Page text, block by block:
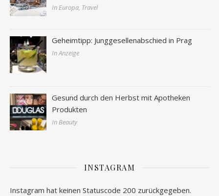
In Europa, Travel
Geheimtipp: Junggesellenabschied in Prag
In Anzeige
Gesund durch den Herbst mit Apotheken
Produkten
In Beauty
INSTAGRAM
Instagram hat keinen Statuscode 200 zurückgegeben.